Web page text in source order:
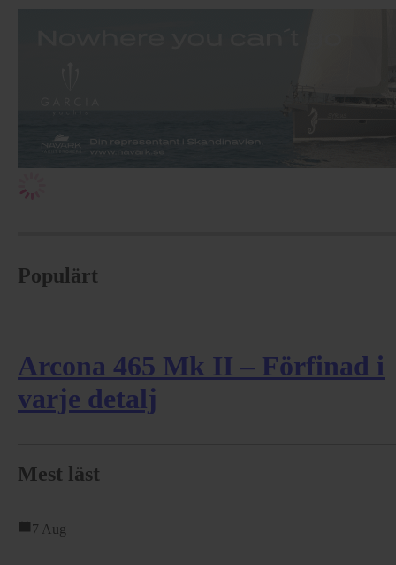
Populärt
Arcona 465 Mk II – Förfinad i
varje detalj
Mest läst
7 Aug